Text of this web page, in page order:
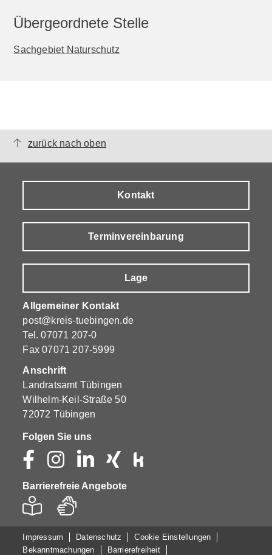
Übergeordnete Stelle
Sachgebiet Naturschutz
zurück nach oben
Kontakt
Terminvereinbarung
Lage
Allgemeiner Kontakt
post@kreis-tuebingen.de
Tel.07071 207-0
Fax 07071 207-5999
Anschrift
Landratsamt Tübingen
Wilhelm-Keil-Straße 50
72072 Tübingen
Folgen Sie uns
Barrierefreie Angebote
Impressum Datenschutz
Cookie Einstellungen
Bekanntmachungen
Barrierefreiheit